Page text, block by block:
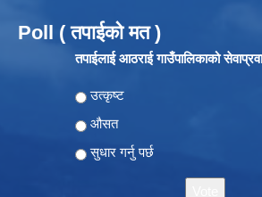
Poll ( तपाईको मत )
तपाईलाई आठराई गाउँपालिकाको
Choices
उत्कृष्ट
औसत
सुधार गर्नु पर्छ